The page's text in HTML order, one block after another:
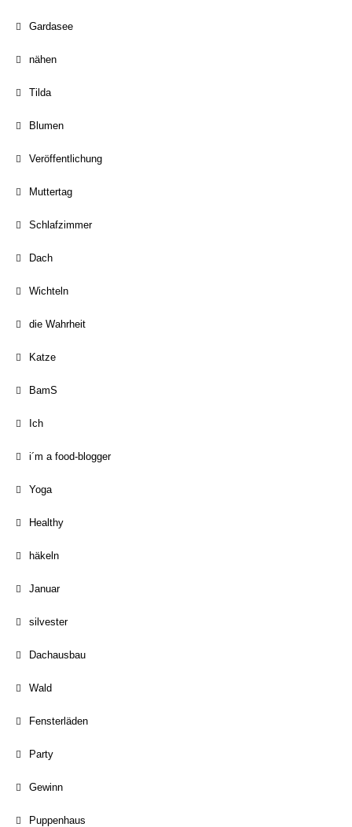
Gardasee
nähen
Tilda
Blumen
Veröffentlichung
Muttertag
Schlafzimmer
Dach
Wichteln
die Wahrheit
Katze
BamS
Ich
i´m a food-blogger
Yoga
Healthy
häkeln
Januar
silvester
Dachausbau
Wald
Fensterläden
Party
Gewinn
Puppenhaus